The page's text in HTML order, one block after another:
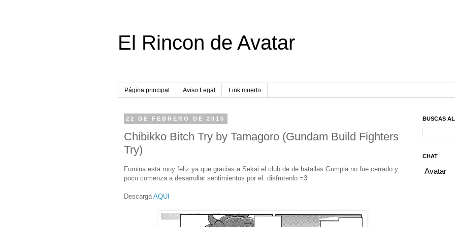
El Rincon de Avatar
Página principal Aviso Legal Link muerto
22 DE FEBRERO DE 2015
Chibikko Bitch Try by Tamagoro (Gundam Build Fighters
Try)
Fumina esta muy feliz ya que gracias a Sekai el club de de batallas Gumpla no fue cerrado y
poco comenza a desarrollar sentimientos por el. disfrutenlo =3
DescargaAQUI
BUSCAS
CHAT